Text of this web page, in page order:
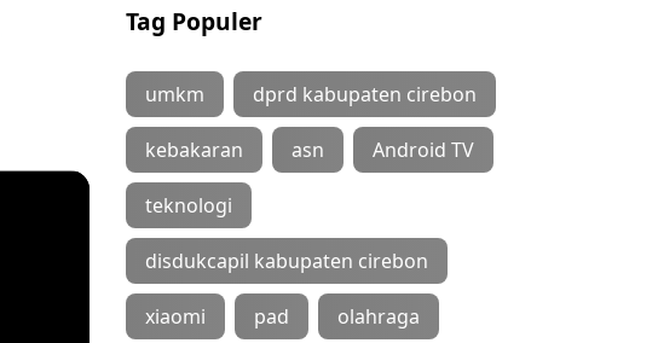
Tag Populer
umkm dprd kabupaten cirebon
kebakaran asn Android TV
teknologi
disdukcapil kabupaten cirebon
xiaomi pad olahraga